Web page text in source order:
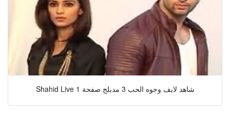
Shahid Live شاهد لايف وجوه الحب 3 مدبلج صفحة 1